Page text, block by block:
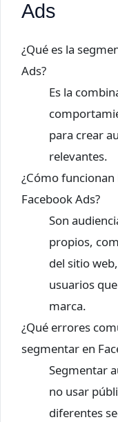
Ads
¿Qué es la
Ads?
Es la
para crear
relevantes.
¿Cómo
Facebook Ads?
Son
propios,
del sitio
usuarios
marca.
¿Qué errores
segmentar en
Segmentar
no usar
diferentes